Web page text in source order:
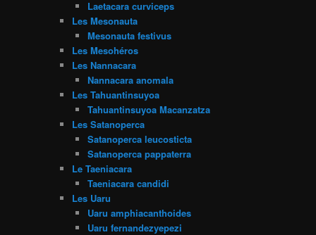
Laetacara curviceps
Les Mesonauta
Mesonauta festivus
Les Mesohéros
Les Nannacara
Nannacara anomala
Les Tahuantinsuyoa
Tahuantinsuyoa Macanzatza
Les Satanoperca
Satanoperca leucosticta
Satanoperca pappaterra
Le Taeniacara
Taeniacara candidi
Les Uaru
Uaru amphiacanthoides
Uaru fernandezyepezi